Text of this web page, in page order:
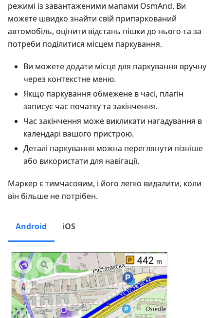
режимі із завантаженими мапами OsmAnd. Ви
можете швидко знайти свій припаркований
автомобіль, оцінити відстань пішки до нього та за
потреби поділитися місцем паркування.
Ви можете додати місце для паркування вручну
через контекстне меню.
Якщо паркування обмежене в часі, плагін
записує час початку та закінчення.
Час закінчення може викликати нагадування в
календарі вашого пристрою.
Деталі паркування можна переглянути пізніше
або використати для навігації.
Маркер є тимчасовим, і його легко видалити, коли
він більше не потрібен.
Android iOS